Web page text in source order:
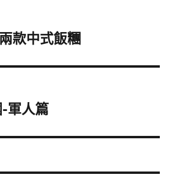
款中式飯糰
軍人篇